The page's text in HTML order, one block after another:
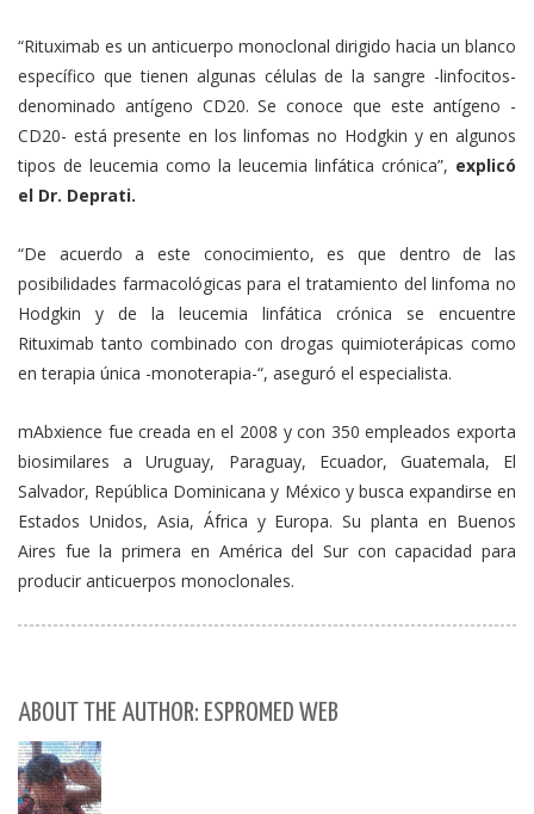
“Rituximab es un anticuerpo monoclonal dirigido hacia un blanco
específico que tienen algunas células de la sangre -linfocitos-
denominado antígeno CD20. Se conoce que este antígeno -
CD20- está presente en los linfomas no Hodgkin y en algunos
tipos de leucemia como la leucemia linfática crónica”, explicó
el Dr. Deprati.
“De acuerdo a este conocimiento, es que dentro de las
posibilidades farmacológicas para el tratamiento del linfoma no
Hodgkin y de la leucemia linfática crónica se encuentre
Rituximab tanto combinado con drogas quimioterápicas como
en terapia única -monoterapia-“, aseguró el especialista.
mAbxience fue creada en el 2008 y con 350 empleados exporta
biosimilares a Uruguay, Paraguay, Ecuador, Guatemala, El
Salvador, República Dominicana y México y busca expandirse en
Estados Unidos, Asia, África y Europa. Su planta en Buenos
Aires fue la primera en América del Sur con capacidad para
producir anticuerpos monoclonales.
ABOUT THE AUTHOR: ESPROMED WEB